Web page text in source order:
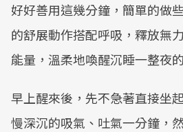
好好善用這幾分鐘，簡單的做
的舒展動作搭配呼吸，釋放無
能量，溫柔地喚醒沉睡一整夜
早上醒來後，先不急著直接坐
慢深沉的吸氣、吐氣一分鐘，